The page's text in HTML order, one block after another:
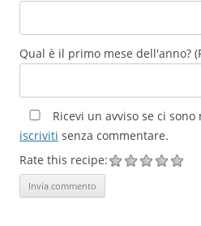
Qual è il primo mese dell'anno?
Ricevi un avviso se ci
iscriviti senza commentare.
Rate this recipe: